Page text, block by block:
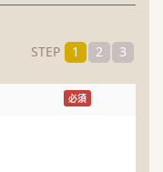
STEP 1 2 3
必須